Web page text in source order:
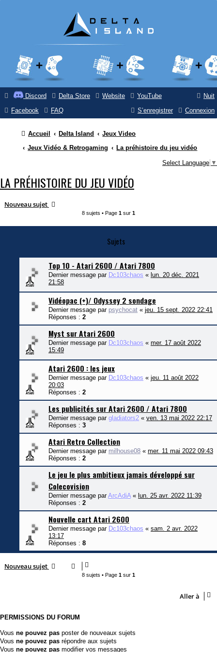
Nuit
Discord Delta Store Website
YouTube
Facebook
FAQ Connexion
S’enregistrer
Accueil Delta Island
Jeux Video
Jeux Vidéo & Retrogaming
La préhistoire du jeu vidéo
Select Language ▼
LA PRÉHISTOIRE DU JEU VIDÉO
Nouveau sujet
8 sujets • Page 1 sur 1
Sujets
Top 10 - Atari 2600 / Atari 7800
Dernier message par Dc103chaos « lun. 20 déc. 2021
21:58
Vidéopac (+)/ Odyssey 2 sondage
Dernier message par psychocat « jeu. 15 sept. 2022 22:41
Réponses : 2
Myst sur Atari 2600
Dernier message par Dc103chaos « mer. 17 août 2022
15:49
Atari 2600 : les jeux
Dernier message par Dc103chaos « jeu. 11 août 2022
20:03
Réponses : 2
Les publicités sur Atari 2600 / Atari 7800
Dernier message par gladiators2 « ven. 13 mai 2022 22:17
Réponses : 3
Atari Retro Collection
Dernier message par milhouse08 « mer. 11 mai 2022 09:43
Réponses : 2
Le jeu le plus ambitieux jamais développé sur
Colecovision
Dernier message parArcAdiA« lun. 25 avr. 2022 11:39
Réponses : 2
Nouvelle cart Atari 2600
Dernier message par Dc103chaos « sam. 2 avr. 2022
13:17
Réponses : 8
Nouveau sujet
8 sujets • Page 1 sur 1
Aller à
PERMISSIONS DU FORUM
Vous ne pouvez pas poster de nouveaux sujets
Vous ne pouvez pas répondre aux sujets
Vous ne pouvez pas modifier vos messages